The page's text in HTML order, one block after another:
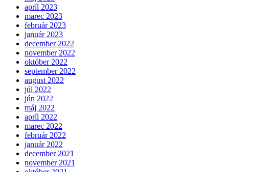
apríl 2023
marec 2023
február 2023
január 2023
december 2022
november 2022
október 2022
september 2022
august 2022
júl 2022
jún 2022
máj 2022
apríl 2022
marec 2022
február 2022
január 2022
december 2021
november 2021